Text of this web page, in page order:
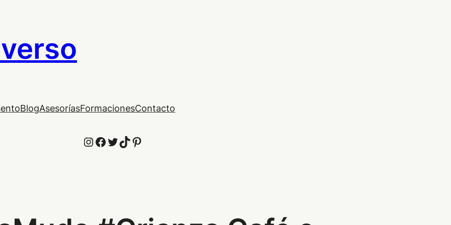
BlogAsesoríasFormacionesContacto
Instagram
Facebook
Twitter
TikTok
Pinterest